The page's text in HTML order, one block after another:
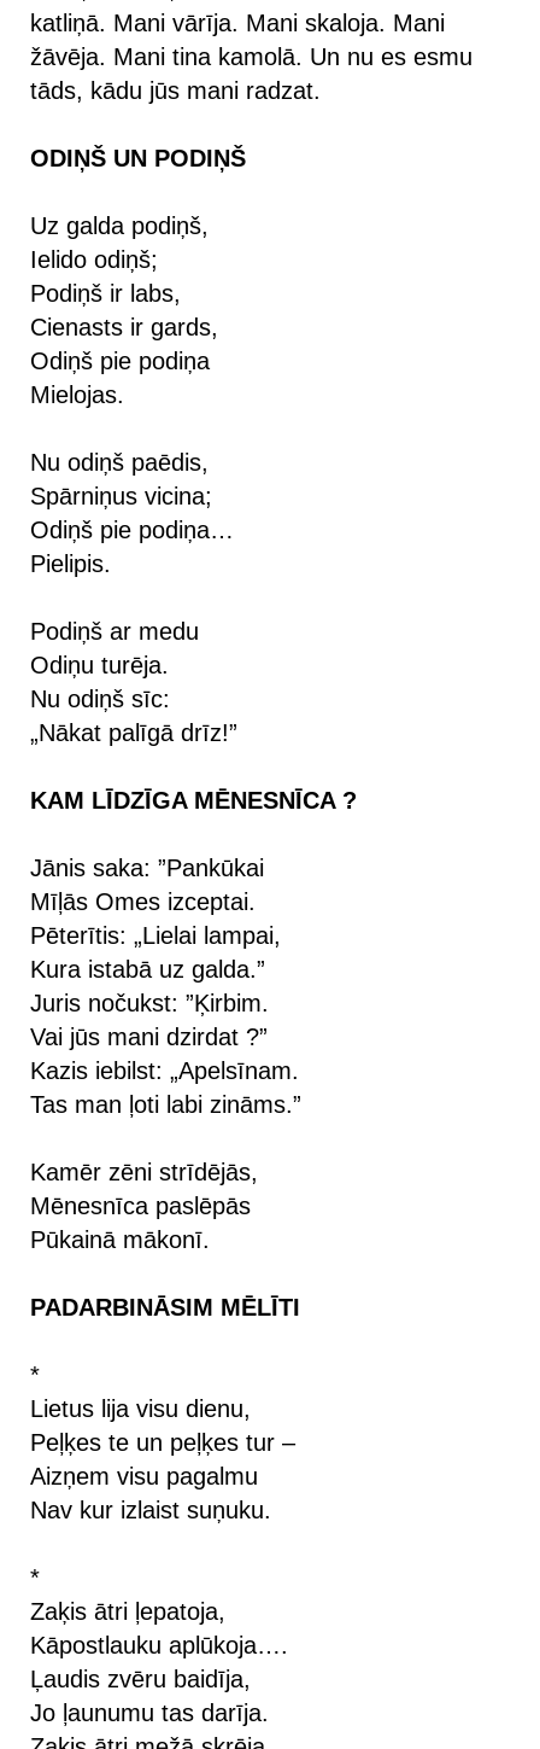
katliņā. Mani vārīja. Mani skaloja. Mani
žāvēja. Mani tina kamolā. Un nu es esmu
tāds, kādu jūs mani radzat.
ODIŅŠ UN PODIŅŠ
Uz galda podiņš,
Ielido odiņš;
Podiņš ir labs,
Cienasts ir gards,
Odiņš pie podiņa
Mielojas.
Nu odiņš paēdis,
Spārniņus vicina;
Odiņš pie podiņa…
Pielipis.
Podiņš ar medu
Odiņu turēja.
Nu odiņš sīc:
„Nākat palīgā drīz!”
KAM LĪDZĪGA MĒNESNĪCA ?
Jānis saka: ”Pankūkai
Mīļās Omes izceptai.
Pēterītis: „Lielai lampai,
Kura istabā uz galda.”
Juris nočukst: ”Ķirbim.
Vai jūs mani dzirdat ?”
Kazis iebilst: „Apelsīnam.
Tas man ļoti labi zināms.”
Kamēr zēni strīdējās,
Mēnesnīca paslēpās
Pūkainā mākonī.
PADARBINĀSIM MĒLĪTI
*
Lietus lija visu dienu,
Peļķes te un peļķes tur –
Aizņem visu pagalmu
Nav kur izlaist suņuku.
*
Zaķis ātri ļepatoja,
Kāpostlauku aplūkoja….
Ļaudis zvēru baidīja,
Jo ļaunumu tas darīja.